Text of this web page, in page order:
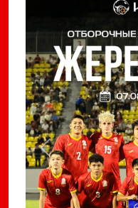
Previous